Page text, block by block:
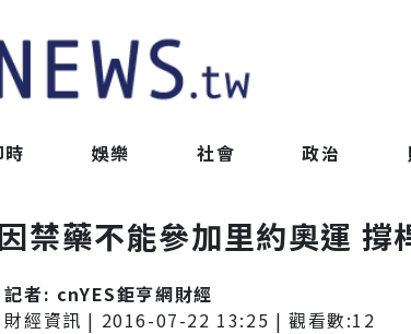
時 娛樂 社會 政治
禁藥不能參加里約奧運 撐
記者: cnYES鉅亨網財經
財經資訊 | 2016-07-22 13:25 | 觀看數:12